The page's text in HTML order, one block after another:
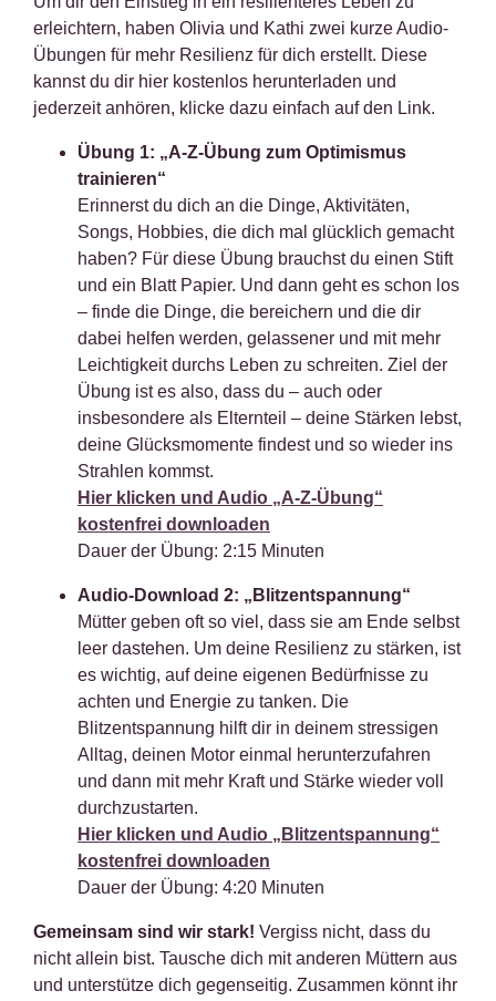
erleichtern, haben Olivia und Kathi zwei kurze Audio-
Übungen für mehr Resilienz für dich erstellt. Diese
kannst du dir hier kostenlos herunterladen und
jederzeit anhören, klicke dazu einfach auf den Link.
Übung 1: „A-Z-Übung zum Optimismus
trainieren“
Erinnerst du dich an die Dinge, Aktivitäten,
Songs, Hobbies, die dich mal glücklich gemacht
haben? Für diese Übung brauchst du einen Stift
und ein Blatt Papier. Und dann geht es schon los
– finde die Dinge, die bereichern und die dir
dabei helfen werden, gelassener und mit mehr
Leichtigkeit durchs Leben zu schreiten. Ziel der
Übung ist es also, dass du – auch oder
insbesondere als Elternteil – deine Stärken lebst,
deine Glücksmomente findest und so wieder ins
Strahlen kommst.
Hier klicken und Audio „A-Z-Übung“
kostenfrei downloaden
Dauer der Übung: 2:15 Minuten
Audio-Download 2: „Blitzentspannung“
Mütter geben oft so viel, dass sie am Ende selbst
leer dastehen. Um deine Resilienz zu stärken, ist
es wichtig, auf deine eigenen Bedürfnisse zu
achten und Energie zu tanken. Die
Blitzentspannung hilft dir in deinem stressigen
Alltag, deinen Motor einmal herunterzufahren
und dann mit mehr Kraft und Stärke wieder voll
durchzustarten.
Hier klicken und Audio „Blitzentspannung“
kostenfrei downloaden
Dauer der Übung: 4:20 Minuten
Gemeinsam sind wir stark! Vergiss nicht, dass du
nicht allein bist. Tausche dich mit anderen Müttern aus
und unterstütze dich gegenseitig. Zusammen könnt ihr